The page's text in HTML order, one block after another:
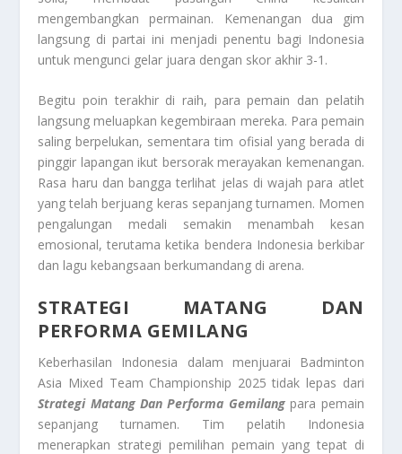
mengembangkan permainan. Kemenangan dua gim
langsung di partai ini menjadi penentu bagi Indonesia
untuk mengunci gelar juara dengan skor akhir 3-1.
Begitu poin terakhir di raih, para pemain dan pelatih
langsung meluapkan kegembiraan mereka. Para pemain
saling berpelukan, sementara tim ofisial yang berada di
pinggir lapangan ikut bersorak merayakan kemenangan.
Rasa haru dan bangga terlihat jelas di wajah para atlet
yang telah berjuang keras sepanjang turnamen. Momen
pengalungan medali semakin menambah kesan
emosional, terutama ketika bendera Indonesia berkibar
dan lagu kebangsaan berkumandang di arena.
STRATEGI MATANG DAN
PERFORMA GEMILANG
Keberhasilan Indonesia dalam menjuarai Badminton
Asia Mixed Team Championship 2025 tidak lepas dari
Strategi Matang Dan Performa Gemilangpara pemain
sepanjang turnamen. Tim pelatih Indonesia
menerapkan strategi pemilihan pemain yang tepat di